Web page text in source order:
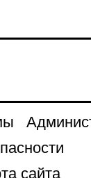
сайта